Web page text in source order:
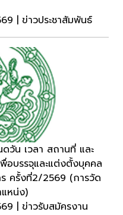
| ข่าวประชาสัมพันธ์
วัน เวลา สถานที่ และ
อบรรจุและแต่งตั้งบุคคล
ครั้งที่2/2569 (การวัด
แหน่ง)
| ข่าวรับสมัครงาน